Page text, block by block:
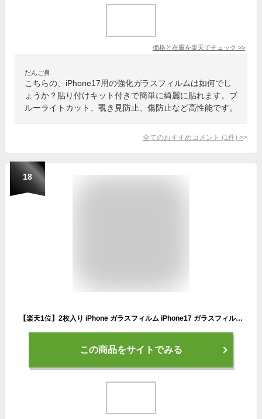
価格と在庫を楽天でチェック >>
だんご鼻
こちらの、iPhone17用の強化ガラスフィルムは如何でし
ょうか？貼り付けキット付きで簡単に綺麗に貼れます。ブ
ルーライトカット、覗き見防止、傷防止など高性能です。
全てのおすすめコメント (1 件) >
18
【楽天1位】2枚入り iPhone ガラスフィルム iPhone17 ガラスフィルム iPhone17 pro iPhone16 iPhone16e フィルム iPhone Air iPhone16 Pro iPhone15 フィルム ブルーライトカット 覗き見防止 iPhone14 iPhone SE2 SE3 SE第3世代 保護フィルム 全面保護 液晶保護 iPhone13
この商品をサイトでみる